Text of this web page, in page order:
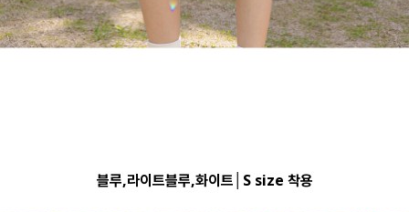
블루,라이트블루,화이트│S size 착용